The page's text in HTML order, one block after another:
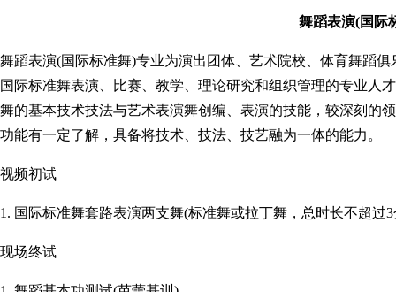
舞蹈表演(国际
舞蹈表演(国际标准舞)专业为演出团体、艺术院校、 体育舞蹈俱
国际标准舞表演、比赛、教学、理论研究和组织管理的专业人
舞的基本技术技法与艺术表演舞创编、表演的技能，较深刻的
功能有一定了解，具备将技术、技法、技艺融为一体的能力。
视频初试
1. 国际标准舞套路表演两支舞(标准舞或拉丁舞，总时长不超过
现场终试